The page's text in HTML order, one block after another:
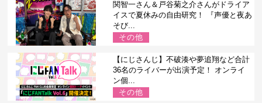
関智一さん＆戸谷菊之介さんがドライア
イスで夏休みの自由研究！ 『声優と夜あ
そび...
その他
【にじさんじ】不破湊や夢追翔など合計
36名のライバーが出演予定！ オンライ
ン個...
その他